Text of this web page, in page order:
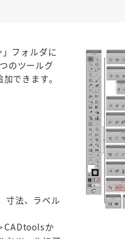
フォルダに
のツールグ
できます。
寸法、ラベル
CADtoolsか